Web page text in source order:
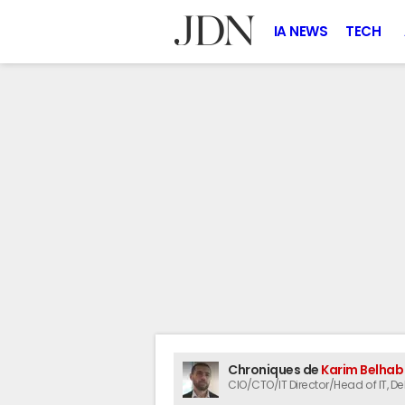
IA NEWS TECH
Chroniques de Karim
CIO/CTO/IT Director/Head of IT,